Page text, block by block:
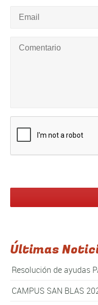
Últimas
Resolución de ayudas
CAMPUS SAN BLAS